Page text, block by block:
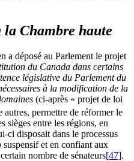
Chambre haute
a déposé au Parlement le projet
du Canada dans certains
législative du Parlement du
à la modification de la
(ci-après « projet de loi
autres, permettre de réformer le
sièges entre les régions, en
ci disposait dans le processus
suspensif et en confiant aux
nombre de sénateurs[47].